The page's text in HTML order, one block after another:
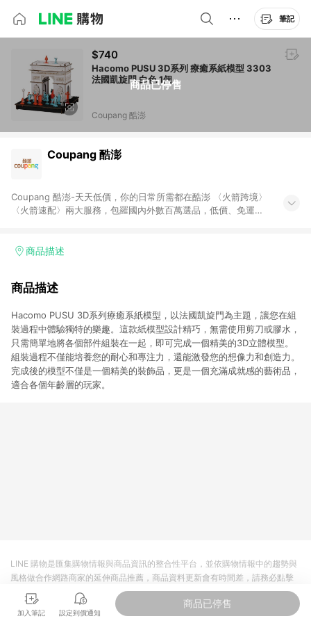
筆記
商品已停售
$740
Hacomo PUSU 3D系列 療癒系紙模型 3303
法國凱旋門 白色 1個
Coupang 酷澎
Coupang 酷澎
Coupang 酷澎-天天低價，你的日常所需都在酷澎 〈火箭跨境〉
〈火箭速配〉兩大服務，包羅國內外數百萬選品，低價、免運，
加入WOW會員告別湊免運，火箭速配、火箭跨境優質選品不限金
商品描述
商品描述
Hacomo PUSU 3D系列療癒系紙模型，以法國凱旋門為主題，讓您在組
裝過程中體驗獨特的樂趣。這款紙模型設計精巧，無需使用剪刀或膠水，
只需簡單地將各個部件組裝在一起，即可完成一個精美的3D立體模型。
組裝過程不僅能培養您的耐心和專注力，還能激發您的想像力和創造力。
完成後的模型不僅是一個精美的裝飾品，更是一個充滿成就感的藝術品，
適合各個年齡層的玩家。
加入筆記 設定到價通知
商品已停售
LINE 購物是匯集購物情報與商品資訊的整合性平台，並依購物情報中的趨勢與
風格做合作網路商家的延伸商品推薦，商品資料更新會有時間差，請務必點擊
商品至各合作網路商家，確認現售價與購物條件，一切資訊以合作廠商網頁為
準。